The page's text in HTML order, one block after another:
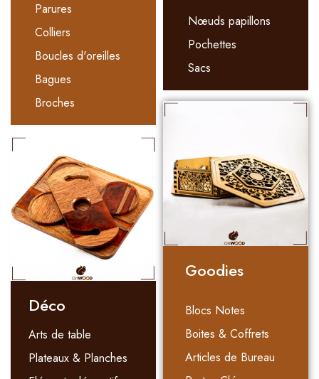
Parures
Colliers
Boucles d'oreilles
Bagues
Broches
Déco
Arts de table
Plateaux & Planches
Nœuds papillons
Pochettes
Sacs
Goodies
Blocs Notes
Boites & Coffrets
Articles de Bureau